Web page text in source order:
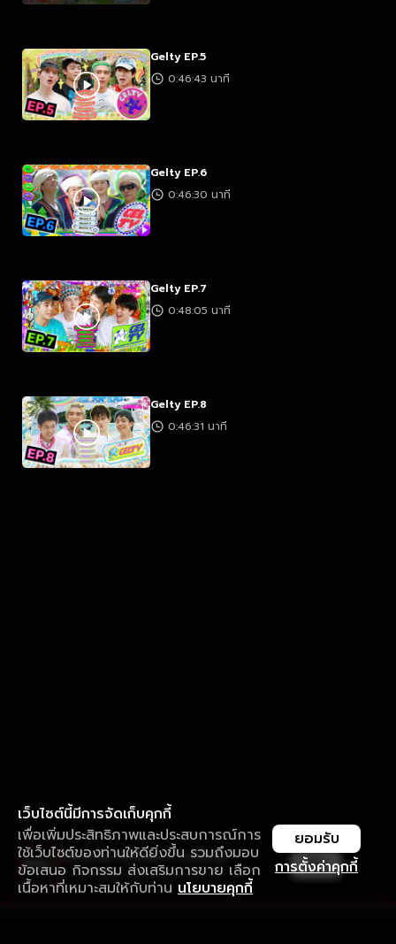
Gelty EP.5
0:46:43 นาที
Gelty EP.6
0:46:30 นาที
Gelty EP.7
0:48:05 นาที
Gelty EP.8
0:46:31 นาที
เว็บไซต์นี้มีการจัดเก็บคุกกี้
เพื่อเพิ่มประสิทธิภาพและประสบการณ์การ
ใช้เว็บไซต์ของท่านให้ดียิ่งขึ้น รวมถึงมอบ
ข้อเสนอ กิจกรรม ส่งเสริมการขาย เลือก
เนื้อหาที่เหมาะสมให้กับท่าน นโยบายคุกกี้
การตั้งค่าคุกกี้
ยอมรับ
ใช้งานแอป ลื่นไหลกว่า ไม่มีสะดุด
ดาวน์โหลดแอปเพื่อการรับชมที่ดีกว่า เปิด